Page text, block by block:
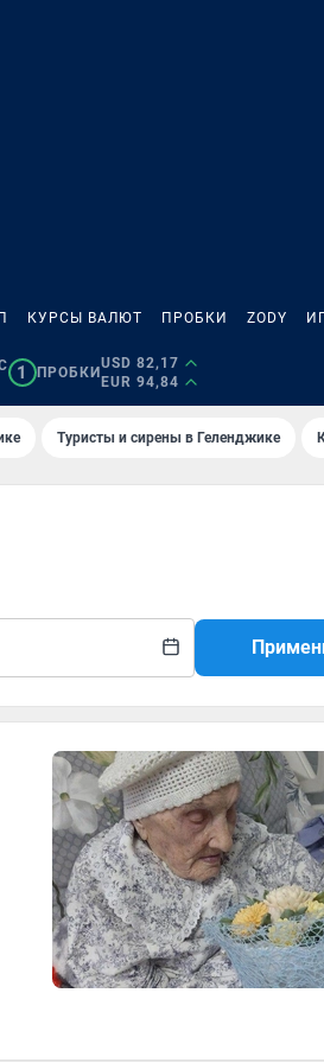
КУРСЫ ВАЛЮТ ПРОБКИ ZODY
1 ПРОБКИ
USD 82,17
EUR 94,84
Туристы и сирены в Геленджике